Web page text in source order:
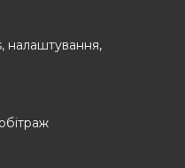
налаштування,